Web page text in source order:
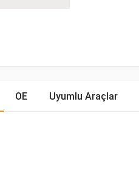
OE Uyumlu Araçlar